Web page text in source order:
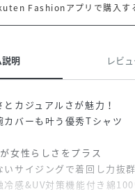
Fashionアプリで購入す
明 レビ
カジュアルさが魅力！
カバーも叶う優秀Tシャツ
女性らしさをプラス
サイジングで着回し力抜群
冷感&UV対策機能付き綿